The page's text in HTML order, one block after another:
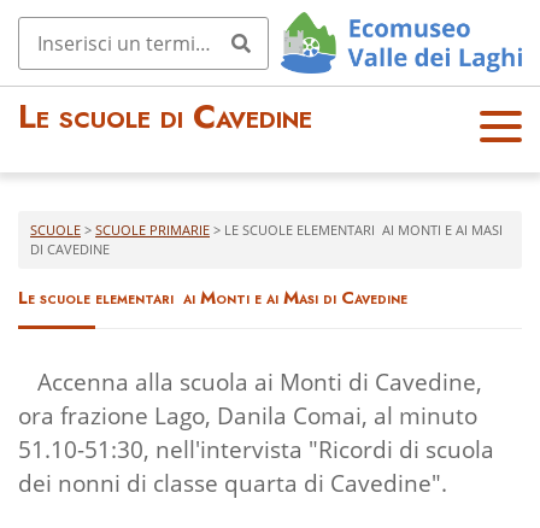
Le scuole di Cavedine
OPE
N
U
SCUOLE > SCUOLE PRIMARIE > LE SCUOLE ELEMENTARI AI MONTI E AI MASI
DI CAVEDINE
Le scuole elementari ai Monti e ai Masi di Cavedine
Accenna alla scuola ai Monti di Cavedine,
ora frazione Lago, Danila Comai, al minuto
51.10-51:30, nell'intervista "Ricordi di scuola
dei nonni di classe quarta di Cavedine".